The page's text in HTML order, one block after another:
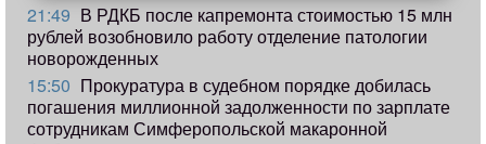
21:49 В РДКБ после капремонта стоимостью 15 млн
рублей возобновило работу отделение патологии
новорожденных
15:50 Прокуратура в судебном порядке добилась
погашения миллионной задолженности по зарплате
сотрудникам Симферопольской макаронной